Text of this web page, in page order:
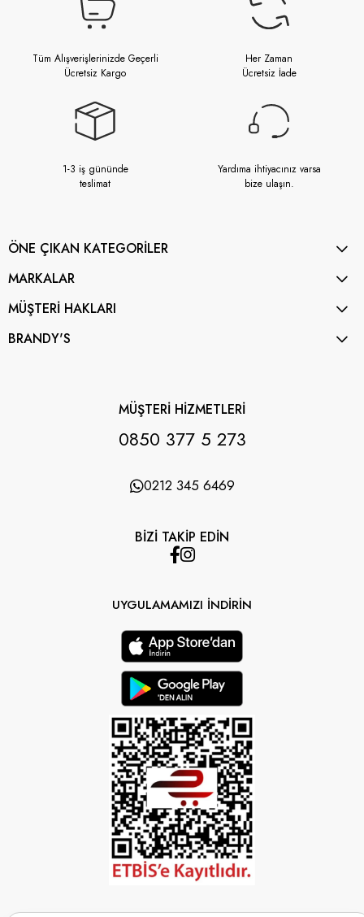
Tüm Alışverişlerinizde Geçerli
Ücretsiz Kargo
Her Zaman
Ücretsiz İade
1-3 iş gününde
teslimat
Yardıma ihtiyacınız varsa
bize ulaşın.
ÖNE ÇIKAN KATEGORİLER
MARKALAR
MÜŞTERİ HAKLARI
BRANDY'S
MÜŞTERİ HİZMETLERİ
0850 377 5 273
0212 345 6469
BİZİ TAKİP EDİN
UYGULAMAMIZI İNDİRİN